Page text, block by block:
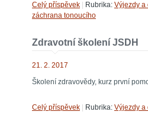
Celý příspěvek Rubrika: Výjezdy a
záchrana tonoucího
Zdravotní školení JSDH
21. 2. 2017
Školení zdravovědy, kurz první
Celý příspěvek Rubrika: Výjezdy a